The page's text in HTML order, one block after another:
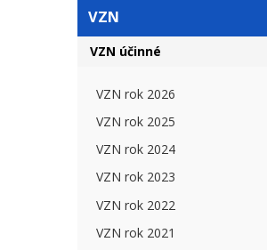
VZN
VZN účinné
VZN rok 2026
VZN rok 2025
VZN rok 2024
VZN rok 2023
VZN rok 2022
VZN rok 2021